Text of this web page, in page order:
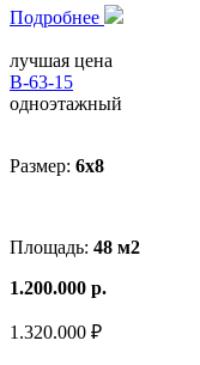
Подробнее
лучшая цена
В-63-15
одноэтажный
Размер: 6x8
Площадь: 48 м2
1.200.000 р.
1.320.000 ₽